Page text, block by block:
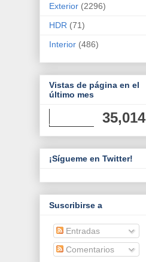
Exterior (2296)
HDR (71)
Interior (486)
Vistas de página en el
último mes
35,014
¡Sígueme en Twitter!
Suscribirse a
Entradas
Comentarios